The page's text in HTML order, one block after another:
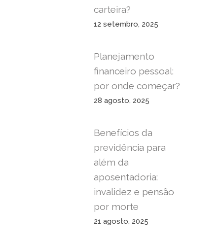
carteira?
12 setembro, 2025
Planejamento
financeiro pessoal:
por onde começar?
28 agosto, 2025
Benefícios da
previdência para
além da
aposentadoria:
invalidez e pensão
por morte
21 agosto, 2025